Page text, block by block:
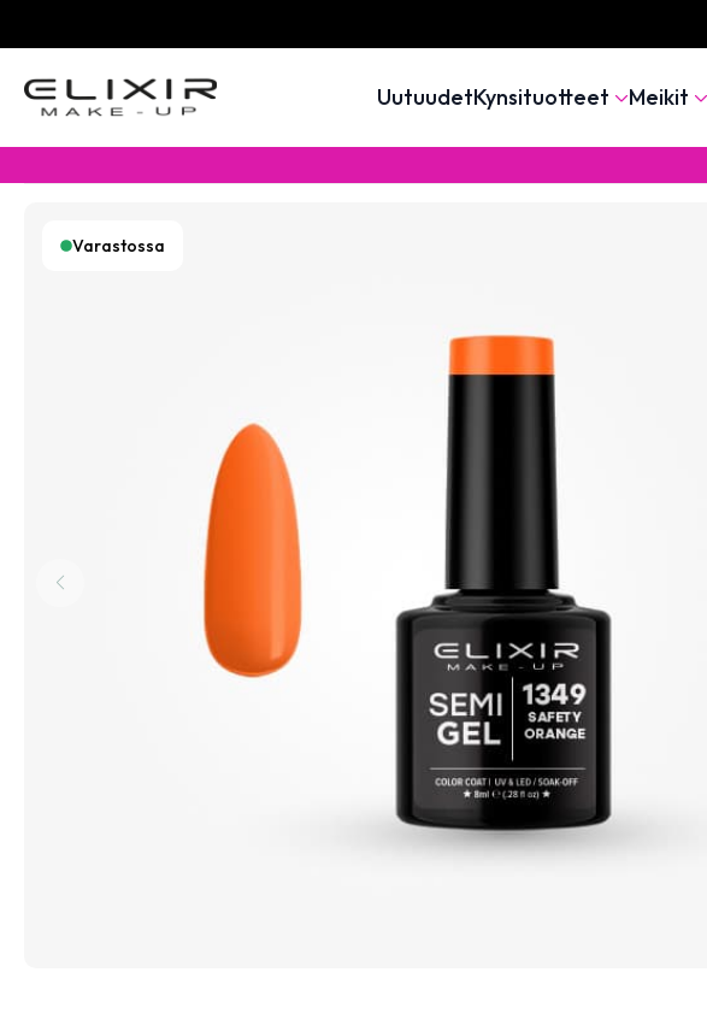
UutuudetKynsituotteet Meikit
Varastossa